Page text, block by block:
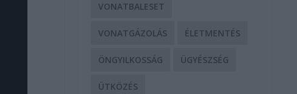
VONATBALESET
VONATGÁZOLÁS ÉLETMENTÉS
ÖNGYILKOSSÁG ÜGYÉSZSÉG
ÜTKÖZÉS